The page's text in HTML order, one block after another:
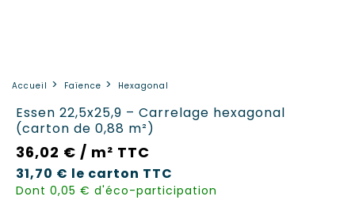
Accueil Faïence Hexagonal
Essen 22,5x25,9 – Carrelage hexagonal
(carton de 0,88 m²)
36,02 € / m² TTC
31,70 € le carton TTC
Dont 0,05 € d'éco-participation